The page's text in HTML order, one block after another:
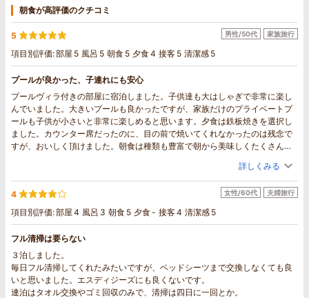
朝食が高評価のクチコミ
5
項目別評価:部屋 5 風呂 5 朝食 5 夕食4 接客 5 清潔感 5
男性/50代 家族旅行
プールが良かった、子連れにも安心
プールヴィラ付きの部屋に宿泊しました。子供達も大はしゃぎで非常に楽し
んでいました。大きいプールも良かったですが、家族だけのプライベートプ
ールも子供が小さいと非常に楽しめると思います。夕食は鉄板焼きを選択し
ました。カウンター席だったのに、目の前で焼いてくれなかったのは残念で
すが、おいしく頂けました。朝食は種類も豊富で朝から美味しくたくさん頂
詳しくみる
4
項目別評価:部屋 4 風呂 3 朝食 5 夕食- 接客4 清潔感 5
女性/60代 夫婦旅行
フル清掃は要らない
３泊しました。
毎日フル清掃してくれたみたいですが、ベッドシーツまで交換しなくても良
いと思いました。エスディジーズにも良くないです。
連泊はタオル交換やゴミ回収のみで、清掃は四日に一回とか。